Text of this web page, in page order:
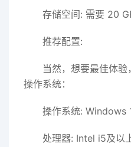
存储空间: 需要 20
推荐配置:
当然，想要最佳体
操作系统：
操作系统: Windows
处理器: Intel i5及以